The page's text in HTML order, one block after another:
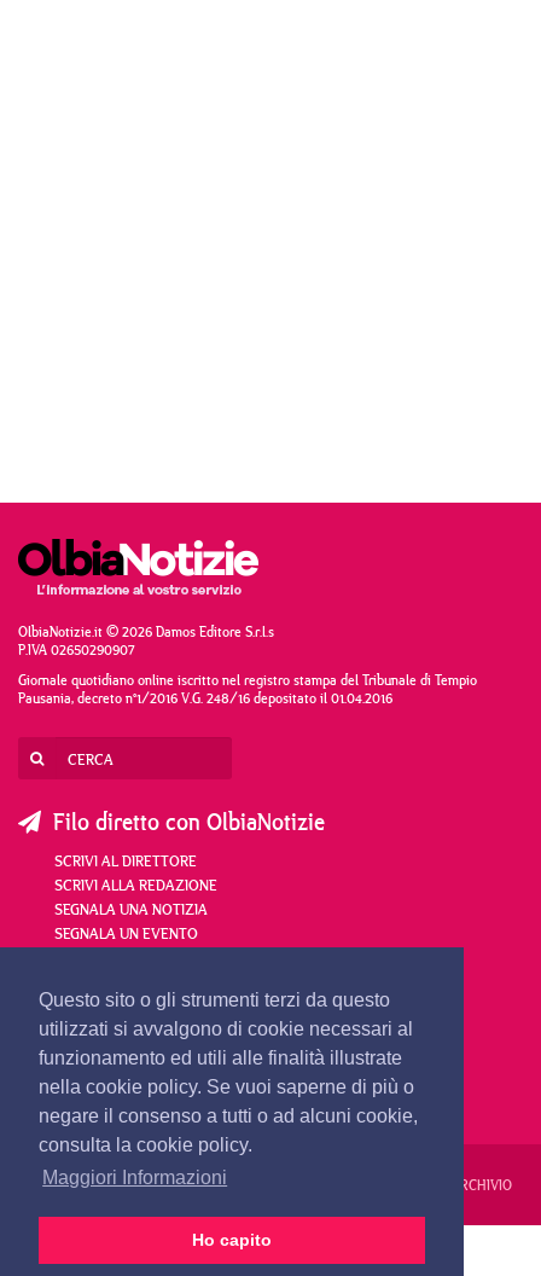
Questo sito o gli strumenti terzi da questo
utilizzati si avvalgono di cookie necessari al
funzionamento ed utili alle finalità illustrate
nella cookie policy. Se vuoi saperne di più o
negare il consenso a tutti o ad alcuni cookie,
consulta la cookie policy.
Maggiori Informazioni
Ho capito
OlbiaNotizie.it © 2026 Damos Editore S.r.l.s
P.IVA 02650290907
Giornale quotidiano online iscritto nel registro stampa del Tribunale di Tempio
Pausania, decreto n°1/2016 V.G. 248/16 depositato il 01.04.2016
Filo diretto con OlbiaNotizie
SCRIVI AL DIRETTORE
SCRIVI ALLA REDAZIONE
SEGNALA UNA NOTIZIA
SEGNALA UN EVENTO
redazione@olbianotizie.it
REDAZIONE PUBBLICITÀ PRIVACY E COOKIES ARCHIVIO
24 ORE VIDEO